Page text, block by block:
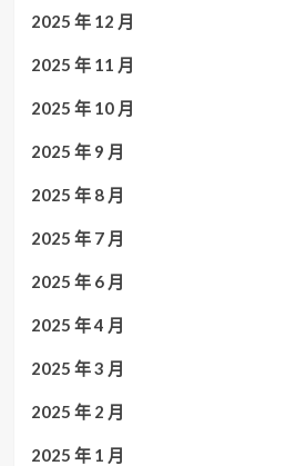
2025 年 12 月
2025 年 11 月
2025 年 10 月
2025 年 9 月
2025 年 8 月
2025 年 7 月
2025 年 6 月
2025 年 4 月
2025 年 3 月
2025 年 2 月
2025 年 1 月